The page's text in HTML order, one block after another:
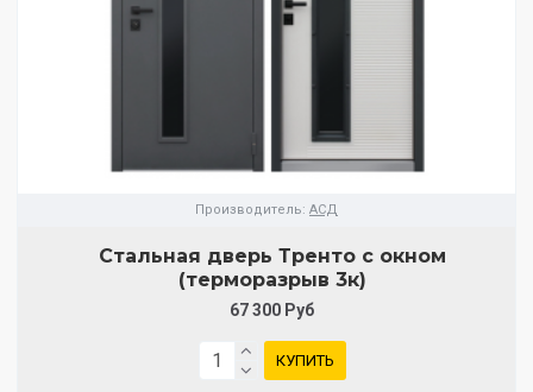
Производитель: АСД
Стальная дверь Тренто с окном
(терморазрыв 3к)
67 300 Руб
КУПИТЬ